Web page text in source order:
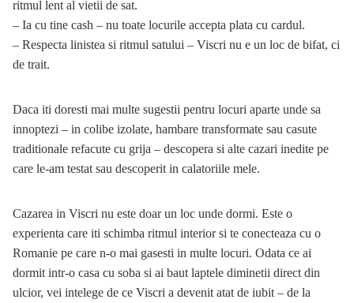
ritmul lent al vietii de sat.
– Ia cu tine cash – nu toate locurile accepta plata cu cardul.
– Respecta linistea si ritmul satului – Viscri nu e un loc de bifat, ci
de trait.
Daca iti doresti mai multe sugestii pentru locuri aparte unde sa
innoptezi – in colibe izolate, hambare transformate sau casute
traditionale refacute cu grija – descopera si alte cazari inedite pe
care le-am testat sau descoperit in calatoriile mele.
Cazarea in Viscri nu este doar un loc unde dormi. Este o
experienta care iti schimba ritmul interior si te conecteaza cu o
Romanie pe care n-o mai gasesti in multe locuri. Odata ce ai
dormit intr-o casa cu soba si ai baut laptele diminetii direct din
ulcior, vei intelege de ce Viscri a devenit atat de iubit – de la